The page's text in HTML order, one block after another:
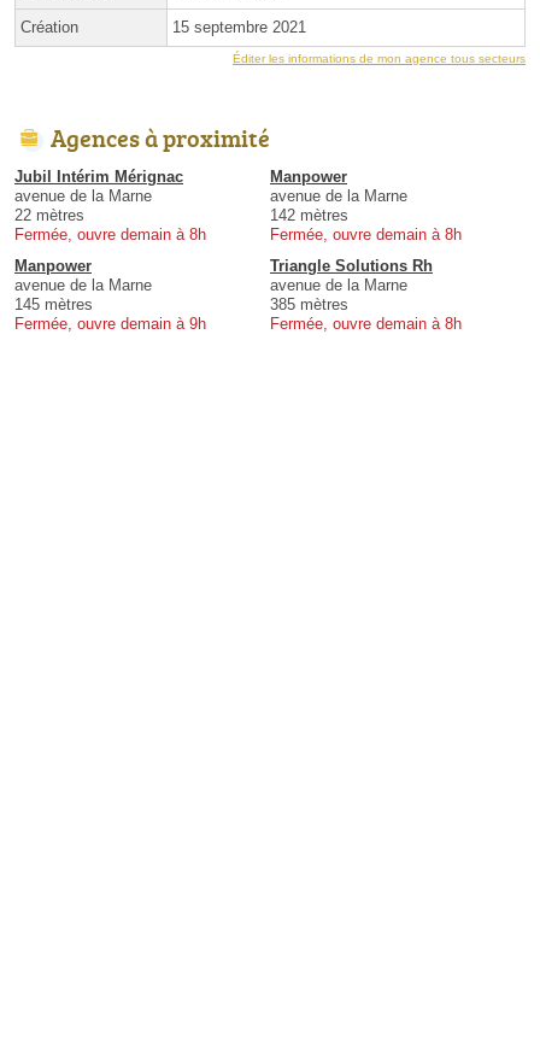
Création 15 septembre 2021
Éditer les informations de mon agence tous secteurs
Agences à proximité
Jubil Intérim Mérignac
avenue de la Marne
22 mètres
Fermée, ouvre demain à 8h
Manpower
avenue de la Marne
142 mètres
Fermée, ouvre demain à 8h
Manpower
avenue de la Marne
145 mètres
Fermée, ouvre demain à 9h
Triangle Solutions Rh
avenue de la Marne
385 mètres
Fermée, ouvre demain à 8h